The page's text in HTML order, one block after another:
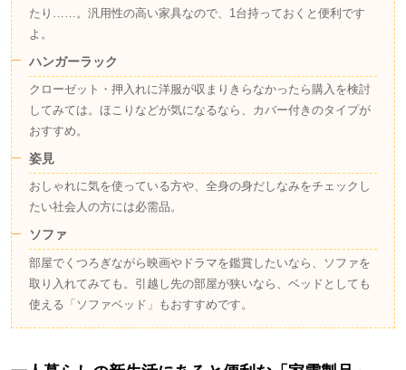
たり……。汎用性の高い家具なので、1台持っておくと便利です
よ。
ハンガーラック
クローゼット・押入れに洋服が収まりきらなかったら購入を検討
してみては。ほこりなどが気になるなら、カバー付きのタイプが
おすすめ。
姿見
おしゃれに気を使っている方や、全身の身だしなみをチェックし
たい社会人の方には必需品。
ソファ
部屋でくつろぎながら映画やドラマを鑑賞したいなら、ソファを
取り入れてみても。引越し先の部屋が狭いなら、ベッドとしても
使える「ソファベッド」もおすすめです。